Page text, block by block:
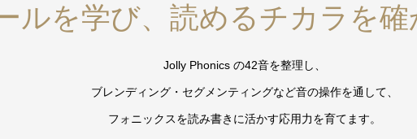
ルを学び、読めるチカラを確
Jolly Phonics の42音を整理し、
ブレンディング・セグメンティングなど音の操作を通して、
フォニックスを読み書きに活かす応用力を育てます。